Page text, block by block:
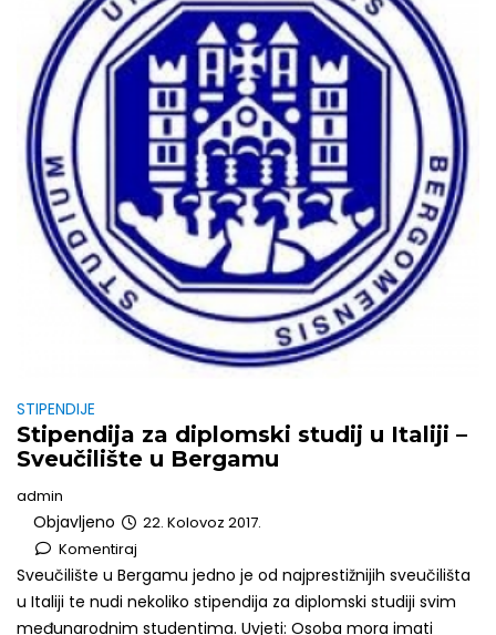
STIPENDIJE
Stipendija za diplomski studij u Italiji –
Sveučilište u Bergamu
admin
Objavljeno
22. Kolovoz 2017.
Komentiraj
Sveučilište u Bergamu jedno je od najprestižnijih sveučilišta
u Italiji te nudi nekoliko stipendija za diplomski studiji svim
međunarodnim studentima. Uvjeti: Osoba mora imati